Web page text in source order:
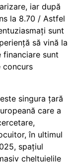
iar după
la 8.70 / Astfel
sunt
să vină la
sunt
concurs
singura țară
care a
în ultimul
spațiul
cheltuielile